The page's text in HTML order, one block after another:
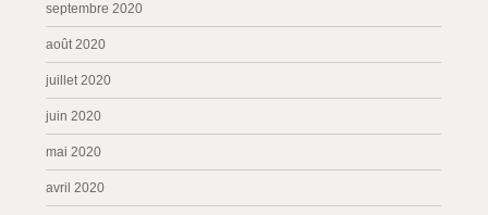
septembre 2020
août 2020
juillet 2020
juin 2020
mai 2020
avril 2020